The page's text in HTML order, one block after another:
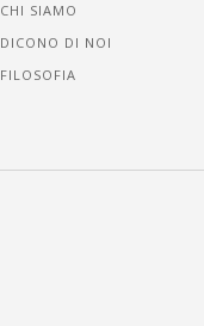
CHI SIAMO
DICONO DI NOI
FILOSOFIA